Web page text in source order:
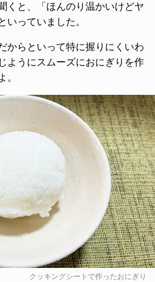
くと、「ほんのり温かいけどヤ
いっていました。
からといって特に握りにくいわ
ようにスムーズにおにぎりを作
。
クッキングシートで作ったおにぎり